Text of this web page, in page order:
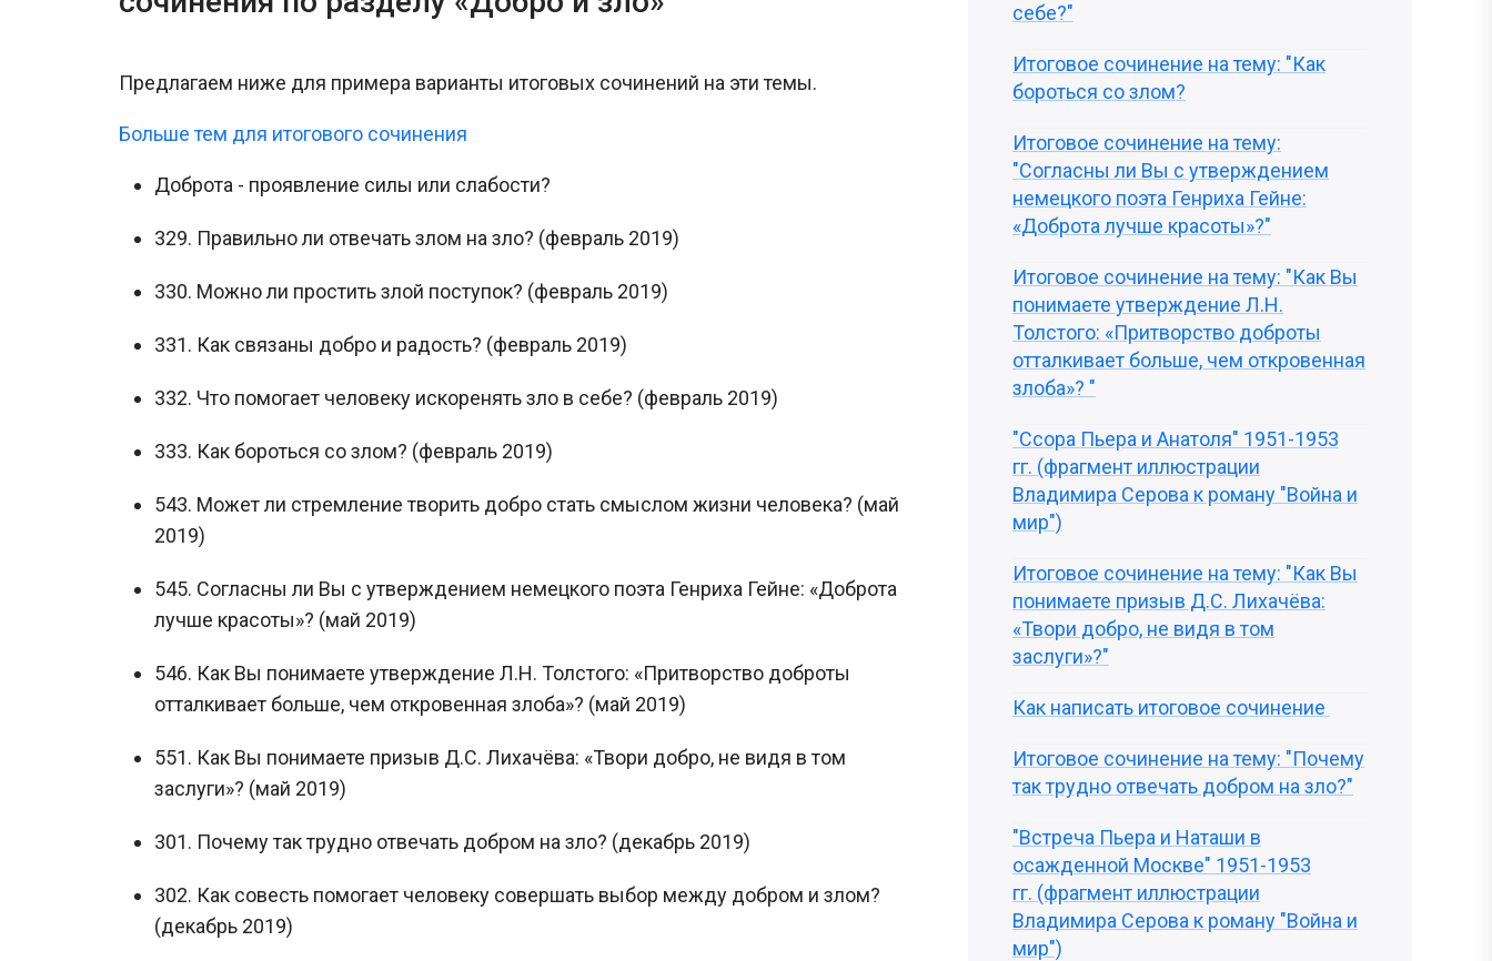
Предлагаем ниже для примера варианты итоговых сочинений на эти темы.
Больше тем для итогового сочинения
Доброта - проявление силы или слабости?
329. Правильно ли отвечать злом на зло? (февраль 2019)
330. Можно ли простить злой поступок? (февраль 2019)
331. Как связаны добро и радость? (февраль 2019)
332. Что помогает человеку искоренять зло в себе? (февраль 2019)
333. Как бороться со злом? (февраль 2019)
543. Может ли стремление творить добро стать смыслом жизни человека? (май
2019)
545. Согласны ли Вы с утверждением немецкого поэта Генриха Гейне: «Доброта
лучше красоты»? (май 2019)
546. Как Вы понимаете утверждение Л.Н. Толстого: «Притворство доброты
отталкивает больше, чем откровенная злоба»? (май 2019)
551. Как Вы понимаете призыв Д.С. Лихачёва: «Твори добро, не видя в том
заслуги»? (май 2019)
301. Почему так трудно отвечать добром на зло? (декабрь 2019)
302. Как совесть помогает человеку совершать выбор между добром и злом?
(декабрь 2019)
себе?"
Итоговое сочинение на тему: "Как
бороться со злом?
Итоговое сочинение на тему:
"Согласны ли Вы с утверждением
немецкого поэта Генриха Гейне:
«Доброта лучше красоты»?"
Итоговое сочинение на тему: "Как Вы
понимаете утверждение Л.Н.
Толстого: «Притворство доброты
отталкивает больше, чем откровенная
злоба»? "
"Ссора Пьера и Анатоля" 1951-1953
гг. (фрагмент иллюстрации
Владимира Серова к роману "Война и
мир")
Итоговое сочинение на тему: "Как Вы
понимаете призыв Д.С. Лихачёва:
«Твори добро, не видя в том
заслуги»?"
Как написать итоговое сочинение
Итоговое сочинение на тему: "Почему
так трудно отвечать добром на зло?"
"Встреча Пьера и Наташи в
осажденной Москве" 1951-1953
гг. (фрагмент иллюстрации
Владимира Серова к роману "Война и
мир")